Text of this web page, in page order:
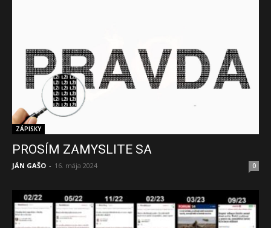
ZÁPISKY
PROSÍM ZAMYSLITE SA
JÁN GAŠO - 16. mája 2024 0